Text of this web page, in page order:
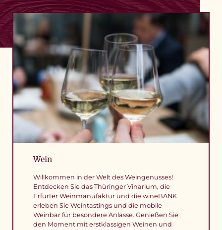
Wein
Willkommen in der Welt des Weingenusses!
Entdecken Sie das Thüringer Vinarium, die
Erfurter Weinmanufaktur und die wineBANK
erleben Sie Weintastings und die mobile
Weinbar für besondere Anlässe. Genießen Sie
den Moment mit erstklassigen Weinen und